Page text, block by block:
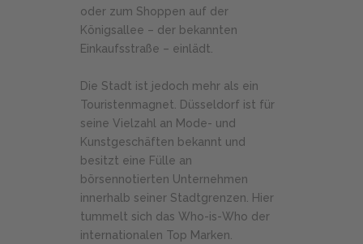
oder zum Shoppen auf der
Königsallee – der bekannten
Einkaufsstraße – einlädt.
Die Stadt ist jedoch mehr als ein
Touristenmagnet. Düsseldorf ist für
seine Vielzahl an Mode- und
Kunstgeschäften bekannt und
besitzt eine Fülle an
börsennotierten Unternehmen
innerhalb seiner Stadtgrenzen. Hier
tummelt sich das Who-is-Who der
internationalen Top Marken.